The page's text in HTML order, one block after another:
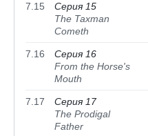
7.15
Серия 15
The Taxman
Cometh
7.16
Серия 16
From the Horse's
Mouth
7.17
Серия 17
The Prodigal
Father